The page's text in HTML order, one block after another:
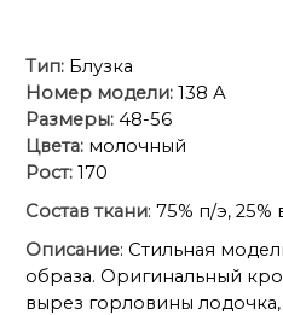
Тип: Блузка
Номер модели: 138 А
Размеры: 48-56
Цвета: молочный
Рост: 170
Состав ткани: 75% п/э, 25%
Описание: Стильная
образа. Оригинальный
вырез горловины